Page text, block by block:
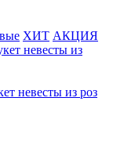
ХИТ АКЦИЯ
невесты из
невесты из роз